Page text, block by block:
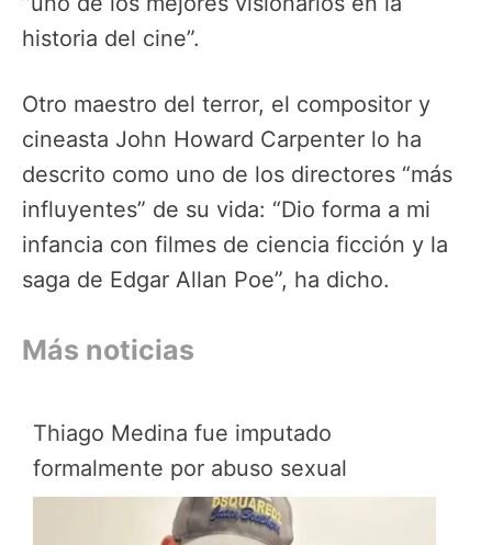
historia del cine”.
Otro maestro del terror, el compositor y
cineasta John Howard Carpenter lo ha
descrito como uno de los directores “más
influyentes” de su vida: “Dio forma a mi
infancia con filmes de ciencia ficción y la
saga de Edgar Allan Poe”, ha dicho.
Más noticias
Thiago Medina fue imputado
formalmente por abuso sexual